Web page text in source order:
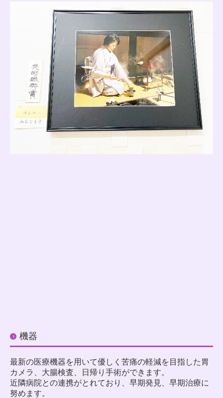
機器
最新の医療機器を用いて優しく 苦痛の軽減を目指した胃
カメラ、大腸検査、日帰り手術ができます。
近隣病院との連携がとれており、早期発見、早期治療に
努めます。